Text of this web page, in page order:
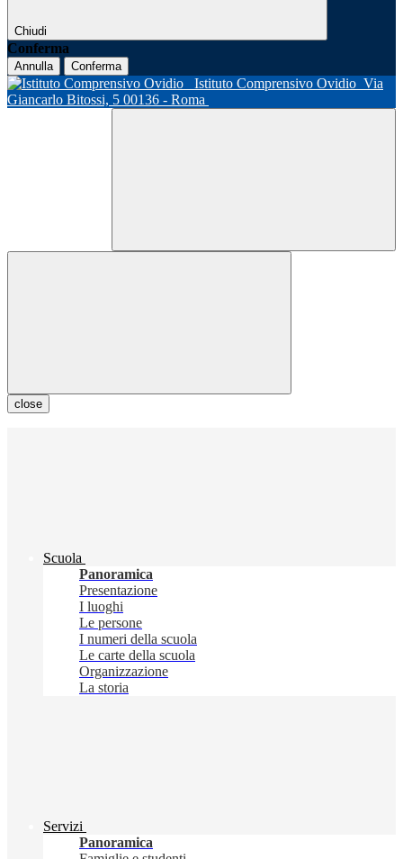
Chiudi
Conferma
Annulla Conferma
Istituto Comprensivo Ovidio Via
Giancarlo Bitossi, 5 00136 - Roma
close
Scuola
Panoramica
Presentazione
I luoghi
Le persone
I numeri della scuola
Le carte della scuola
Organizzazione
La storia
Servizi
Panoramica